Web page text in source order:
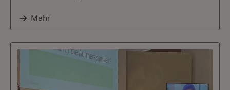
Mehr